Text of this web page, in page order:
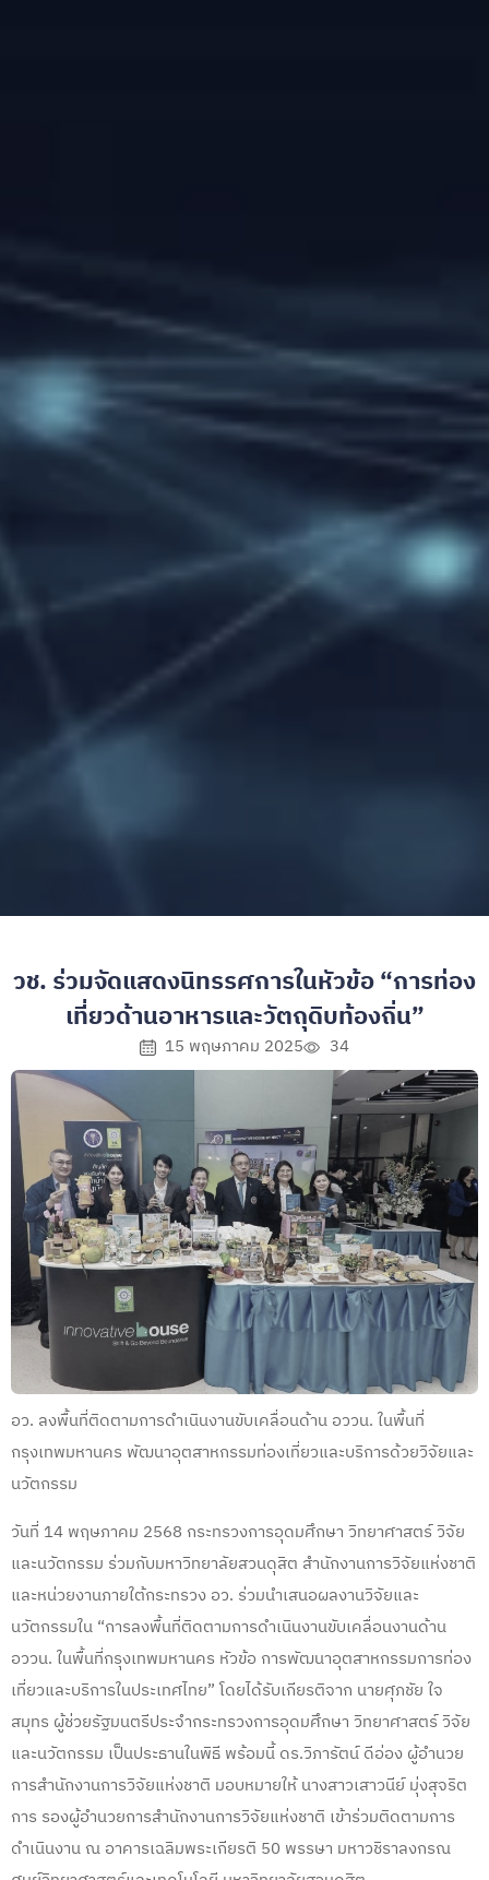
วช. ร่วมจัดแสดงนิทรรศการในหัวข้อ “การท่อง
เที่ยวด้านอาหารและวัตถุดิบท้องถิ่น”
15 พฤษภาคม 2025 34
อว. ลงพื้นที่ติดตามการดำเนินงานขับเคลื่อนด้าน อววน. ในพื้นที่
กรุงเทพมหานคร พัฒนาอุตสาหกรรมท่องเที่ยวและบริการด้วยวิจัยและ
นวัตกรรม
วันที่ 14 พฤษภาคม 2568 กระทรวงการอุดมศึกษา วิทยาศาสตร์ วิจัย
และนวัตกรรม ร่วมกับมหาวิทยาลัยสวนดุสิต สำนักงานการวิจัยแห่งชาติ
และหน่วยงานภายใต้กระทรวง อว. ร่วมนำเสนอผลงานวิจัยและ
นวัตกรรมใน “การลงพื้นที่ติดตามการดำเนินงานขับเคลื่อนงานด้าน
อววน. ในพื้นที่กรุงเทพมหานคร หัวข้อ การพัฒนาอุตสาหกรรมการท่อง
เที่ยวและบริการในประเทศไทย” โดยได้รับเกียรติจาก นายศุภชัย ใจ
สมุทร ผู้ช่วยรัฐมนตรีประจำกระทรวงการอุดมศึกษา วิทยาศาสตร์ วิจัย
และนวัตกรรม เป็นประธานในพิธี พร้อมนี้ ดร.วิภารัตน์ ดีอ่อง ผู้อำนวย
การสำนักงานการวิจัยแห่งชาติ มอบหมายให้ นางสาวเสาวนีย์ มุ่งสุจริต
การ รองผู้อำนวยการสำนักงานการวิจัยแห่งชาติ เข้าร่วมติดตามการ
ดำเนินงาน ณ อาคารเฉลิมพระเกียรติ 50 พรรษา มหาวชิราลงกรณ